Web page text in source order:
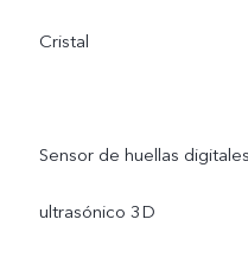
Cristal
Sensor de huellas
ultrasónico 3D